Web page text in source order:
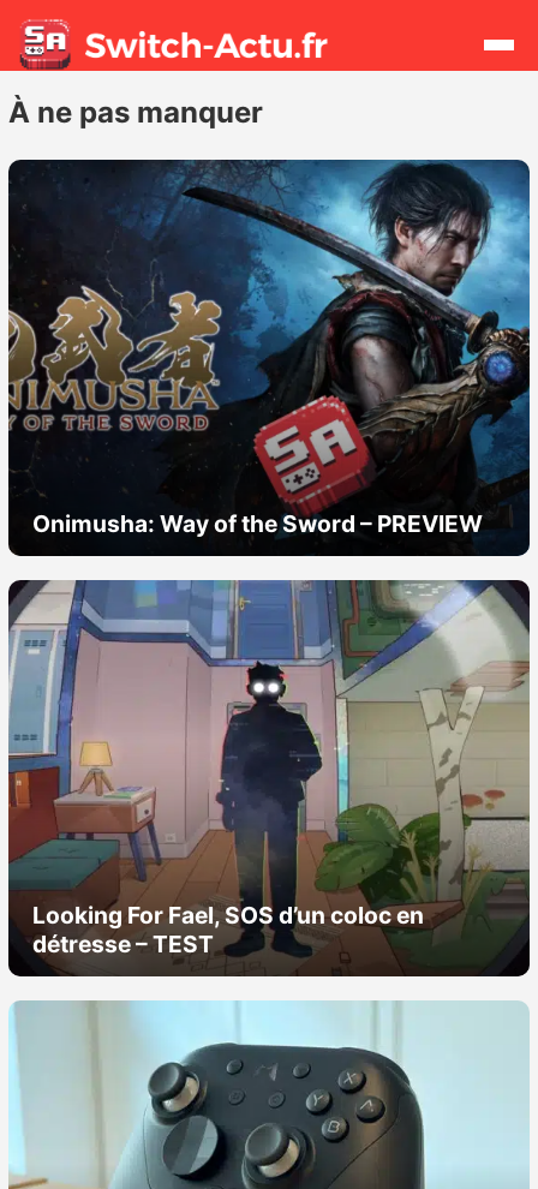
Actualités
Jeux
Hardware
Mises à jour
Chiffres de ventes
Rumeurs
Nintendo Direct
Tests et previews
Tests de jeux
Tests d’accessoires
Autres tests
Previews
Précommandes
Sorties de jeux
Bons plans
À ne pas manquer
Onimusha: Way of the Sword – PREVIEW
Looking For Fael, SOS d’un coloc en
détresse – TEST